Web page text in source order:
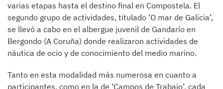
varias etapas hasta el destino final en Compostela. El
segundo grupo de actividades, titulado ‘O mar de Galicia’,
se llevó a cabo en el albergue juvenil de Gandarío en
Bergondo (A Coruña) donde realizaron actividades de
náutica de ocio y de conocimiento del medio marino.
Tanto en esta modalidad más numerosa en cuanto a
participantes, como en la de ‘Campos de Trabajo’, cada